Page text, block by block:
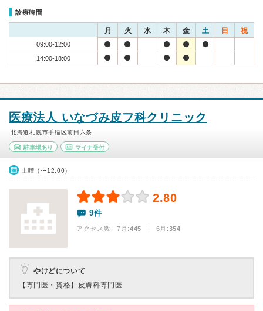
診療時間
月 火 水 木 金 土 日 祝
09:00-12:00
14:00-18:00
医療法人 いなづみ皮フ科クリニック
北海道札幌市手稲区前田六条
駐車場あり マイナ受付
土曜（〜12:00）
2.80
9件
アクセス数 7月:445 | 6月:354
やけどについて
【専門医・資格】 皮膚科専門医